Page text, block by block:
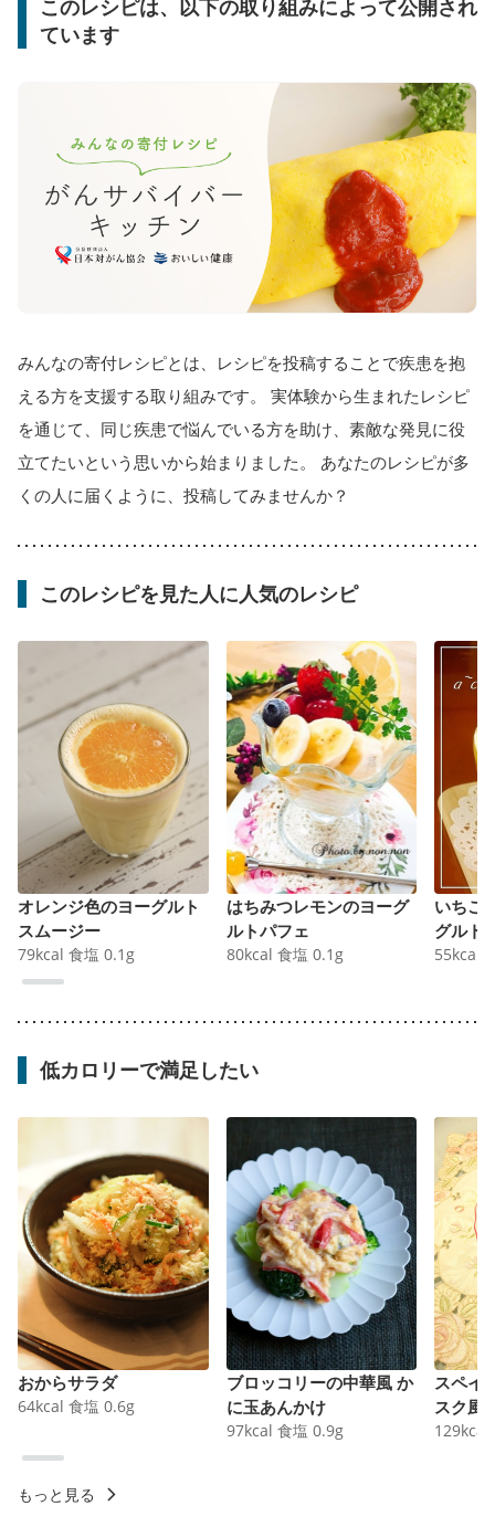
このレシピは、以下の取り組みによって公開され
ています
みんなの寄付レシピとは、レシピを投稿することで疾患を抱
える方を支援する取り組みです。 実体験から生まれたレシピ
を通じて、同じ疾患で悩んでいる方を助け、素敵な発見に役
立てたいという思いから始まりました。 あなたのレシピが多
くの人に届くように、投稿してみませんか？
このレシピを見た人に人気のレシピ
オレンジ色のヨーグルト
スムージー
79kcal 食塩 0.1g
はちみつレモンのヨーグ
ルトパフェ
80kcal 食塩 0.1g
いちご
グルト
55kcal
低カロリーで満足したい
おからサラダ
64kcal 食塩 0.6g
ブロッコリーの中華風 か
に玉あんかけ
97kcal 食塩 0.9g
スペイ
スク風
129kcal
もっと見る